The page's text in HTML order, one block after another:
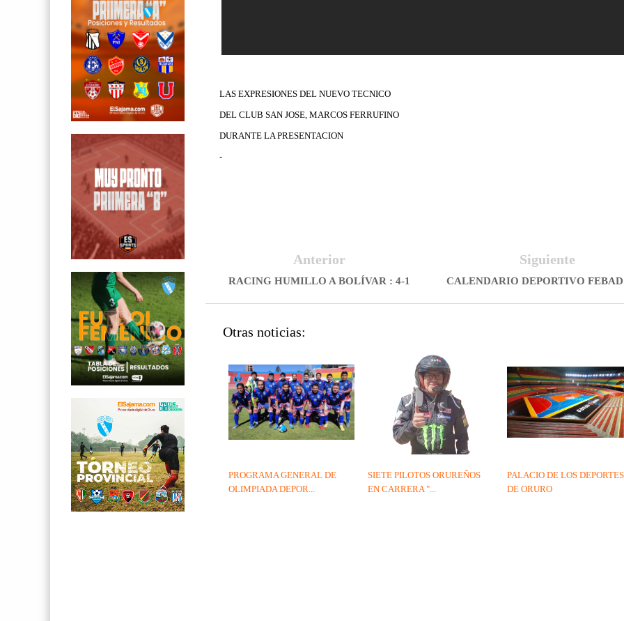
LAS EXPRESIONES DEL NUEVO TECNICO
DEL CLUB SAN JOSE, MARCOS FERRUFINO
DURANTE LA PRESENTACION
-
Siguiente
CALENDARIO DEPORTIVO FEBAD
Anterior
RACING HUMILLO A BOLÍVAR : 4-1
Otras noticias:
PALACIO DE LOS DEPORTES
DE ORURO
SIETE PILOTOS ORUREÑOS
EN CARRERA "...
PROGRAMA GENERAL DE
OLIMPIADA DEPOR...